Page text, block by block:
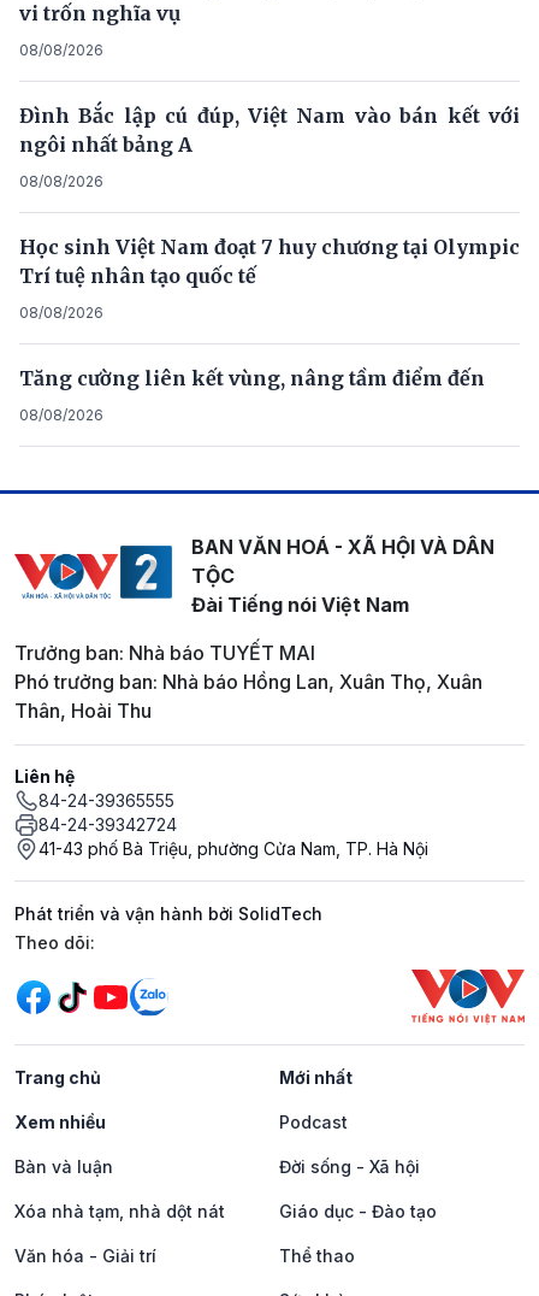
vi trốn nghĩa vụ
08/08/2026
Đình Bắc lập cú đúp, Việt Nam vào bán kết với
ngôi nhất bảng A
08/08/2026
Học sinh Việt Nam đoạt 7 huy chương tại Olympic
Trí tuệ nhân tạo quốc tế
08/08/2026
Tăng cường liên kết vùng, nâng tầm điểm đến
08/08/2026
BAN VĂN HOÁ - XÃ HỘI VÀ DÂN
TỘC
Đài Tiếng nói Việt Nam
Trưởng ban: Nhà báo TUYẾT MAI
Phó trưởng ban: Nhà báo Hồng Lan, Xuân Thọ, Xuân
Thân, Hoài Thu
Liên hệ
84-24-39365555
84-24-39342724
41-43 phố Bà Triệu, phường Cửa Nam, TP. Hà Nội
Phát triển và vận hành bởi SolidTech
Mạng xã hội
Theo dõi:
Trang chủ Mới nhất
Xem nhiều Podcast
Bàn và luận Đời sống - Xã hội
Xóa nhà tạm, nhà dột nát Giáo dục - Đào tạo
Văn hóa - Giải trí Thể thao